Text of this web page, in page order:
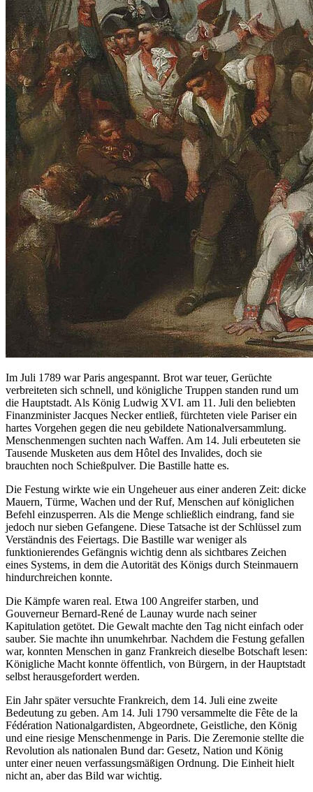
Im Juli 1789 war Paris angespannt. Brot war teuer, Gerüchte
verbreiteten sich schnell, und königliche Truppen standen rund um
die Hauptstadt. Als König Ludwig XVI. am 11. Juli den beliebten
Finanzminister Jacques Necker entließ, fürchteten viele Pariser ein
hartes Vorgehen gegen die neu gebildete Nationalversammlung.
Menschenmengen suchten nach Waffen. Am 14. Juli erbeuteten sie
Tausende Musketen aus dem Hôtel des Invalides, doch sie
brauchten noch Schießpulver. Die Bastille hatte es.
Die Festung wirkte wie ein Ungeheuer aus einer anderen Zeit: dicke
Mauern, Türme, Wachen und der Ruf, Menschen auf königlichen
Befehl einzusperren. Als die Menge schließlich eindrang, fand sie
jedoch nur sieben Gefangene. Diese Tatsache ist der Schlüssel zum
Verständnis des Feiertags. Die Bastille war weniger als
funktionierendes Gefängnis wichtig denn als sichtbares Zeichen
eines Systems, in dem die Autorität des Königs durch Steinmauern
hindurchreichen konnte.
Die Kämpfe waren real. Etwa 100 Angreifer starben, und
Gouverneur Bernard-René de Launay wurde nach seiner
Kapitulation getötet. Die Gewalt machte den Tag nicht einfach oder
sauber. Sie machte ihn unumkehrbar. Nachdem die Festung gefallen
war, konnten Menschen in ganz Frankreich dieselbe Botschaft lesen:
Königliche Macht konnte öffentlich, von Bürgern, in der Hauptstadt
selbst herausgefordert werden.
Ein Jahr später versuchte Frankreich, dem 14. Juli eine zweite
Bedeutung zu geben. Am 14. Juli 1790 versammelte die Fête de la
Fédération Nationalgardisten, Abgeordnete, Geistliche, den König
und eine riesige Menschenmenge in Paris. Die Zeremonie stellte die
Revolution als nationalen Bund dar: Gesetz, Nation und König
unter einer neuen verfassungsmäßigen Ordnung. Die Einheit hielt
nicht an, aber das Bild war wichtig.